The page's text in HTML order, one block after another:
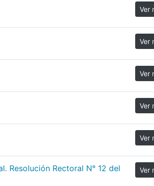
Ver
Ver
Ver
Ver
Ver
Resolución Rectoral N° 12 del
Ver